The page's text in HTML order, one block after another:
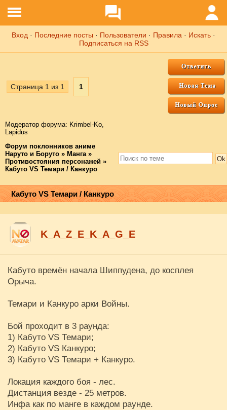
Вход · Последние посты · Пользователи · Правила · Искать ·
Подписаться на RSS
Страница 1 из 1 1
Модератор форума: Krimbel-Ko,
Lapidus
Форум поклонников аниме
Наруто и Боруто » Манга »
Противостояния персонажей »
Кабуто VS Темари / Канкуро
Кабуто VS Темари / Канкуро
K_A_Z_E_K_A_G_E
Кабуто времён начала Шиппудена, до косплея
Орыча.
Темари и Канкуро арки Войны.
Бой проходит в 3 раунда:
1) Кабуто VS Темари;
2) Кабуто VS Канкуро;
3) Кабуто VS Темари + Канкуро.
Локация каждого боя - лес.
Дистанция везде - 25 метров.
Инфа как по манге в каждом раунде.